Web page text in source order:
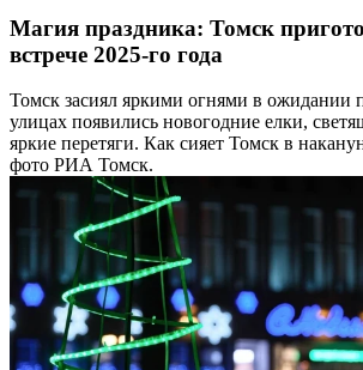
Магия праздника: Томск
встрече 2025-го года
Томск засиял яркими огнями в ожидании
улицах появились новогодние елки,
яркие перетяги. Как сияет Томск в
фото РИА Томск.